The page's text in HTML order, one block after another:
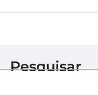
Pesquisar